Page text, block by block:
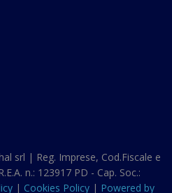
srl | Reg. Imprese, Cod.Fiscale e
n.: 123917 PD - Cap. Soc.:
| Cookies Policy | Powered by